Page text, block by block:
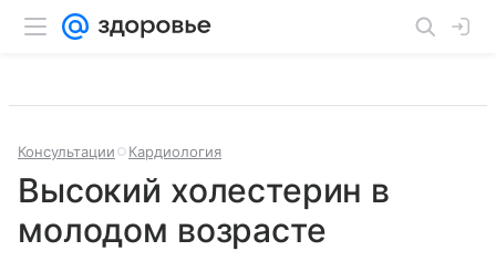
Консультации Кардиология
Высокий холестерин в
молодом возрасте